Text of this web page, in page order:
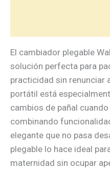
El cambiador plegable
solución perfecta para
practicidad sin renunciar
portátil está
cambios de pañal
combinando
elegante que no pasa
plegable lo hace ideal
maternidad sin ocupar